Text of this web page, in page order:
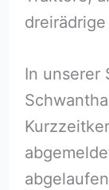
In unserer